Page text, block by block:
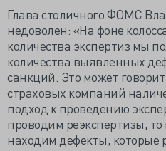
Глава столичного ФОМС
недоволен: «На фоне
количества экспертиз мы
количества выявленных
санкций. Это может
страховых компаний
подход к проведению
проводим реэкспертизы, то
находим дефекты, которые